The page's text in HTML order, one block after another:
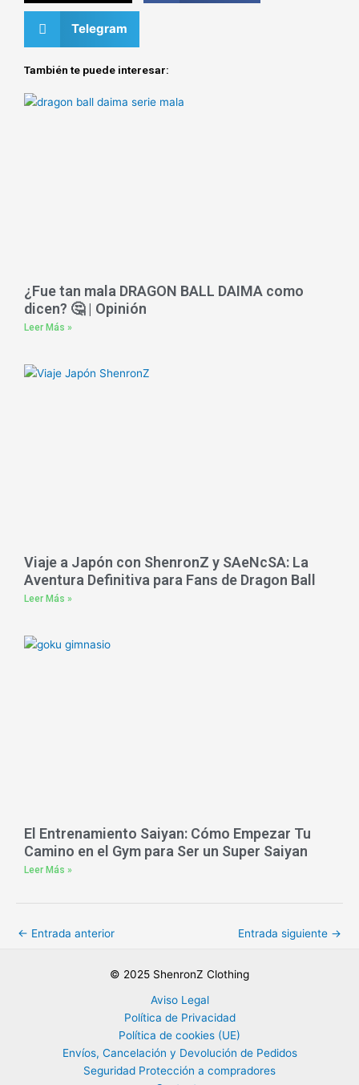
Telegram
También te puede interesar:
¿Fue tan mala DRAGON BALL DAIMA como
dicen? 🤔 | Opinión
Leer Más »
Viaje a Japón con ShenronZ y SAeNcSA: La
Aventura Definitiva para Fans de Dragon Ball
Leer Más »
El Entrenamiento Saiyan: Cómo Empezar Tu
Camino en el Gym para Ser un Super Saiyan
Leer Más »
← Entrada anterior Entrada siguiente →
© 2025 ShenronZ Clothing
Aviso Legal
Política de Privacidad
Política de cookies (UE)
Envíos, Cancelación y Devolución de Pedidos
Seguridad Protección a compradores